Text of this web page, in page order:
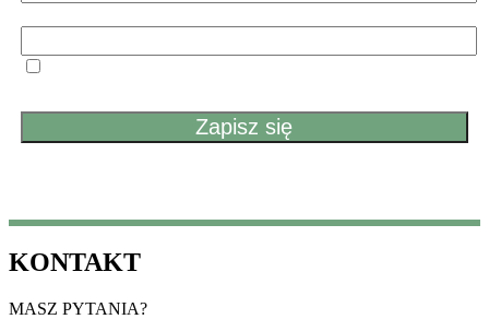
KONTAKT
MASZ PYTANIA?